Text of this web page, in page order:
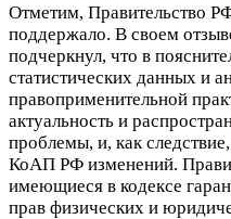
Отметим, Правительство
поддержало. В своем
подчеркнул, что в
статистических данных и
правоприменительной
актуальность и
проблемы, и, как
КоАП РФ изменений.
имеющиеся в кодексе
прав физических и